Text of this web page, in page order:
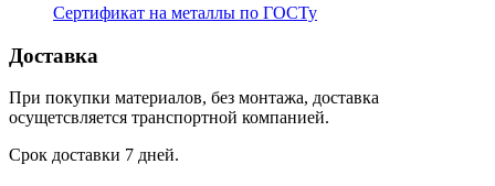
Сертификат на металлы по ГОСТу
Доставка
При покупки материалов, без монтажа, доставка
осущетсвляется транспортной компанией.
Срок доставки 7 дней.